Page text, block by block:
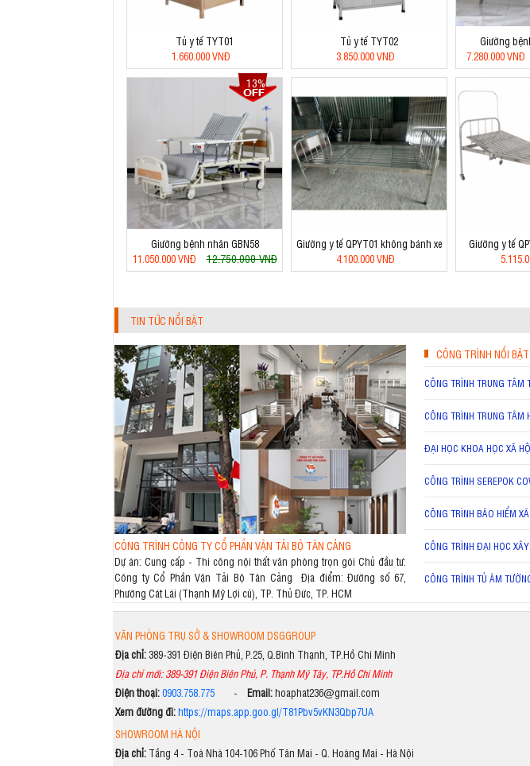
Tủ y tế TYT01
1.660.000 VNĐ
Tủ y tế TYT02
3.850.000 VNĐ
Giường
7.280.000 VNĐ
13%
Giường bệnh nhân GBN58
11.050.000 VNĐ
12.750.000 VNĐ
Giường y tế QPYT01 không bánh xe
4.100.000 VNĐ
Giường y tế
TIN TỨC NỔI BẬT
CÔNG TRÌNH CÔNG TY CỔ PHẦN VẬN TẢI BỘ TÂN CẢNG
Dự án: Cung cấp - Thi công nội thất văn phòng trọn gói Chủ đầu tư:
Công ty Cổ Phần Vận Tải Bộ Tân Cảng Địa điểm: Đường số 67,
Phường Cát Lái (Thạnh Mỹ Lợi cũ), TP. Thủ Đức, TP. HCM
CÔNG TRÌNH NỔI BẬT
CÔNG TRÌNH TRUNG TÂM
CÔNG TRÌNH TRUNG TÂM
ĐẠI HỌC KHOA HỌC XÃ
CÔNG TRÌNH SEREPOK
CÔNG TRÌNH BẢO HIỂM
CÔNG TRÌNH ĐẠI HỌC
CÔNG TRÌNH TỦ ÂM
VĂN PHÒNG TRỤ SỞ & SHOWROOM DSGGROUP
Địa chỉ: 389-391 Điện Biên Phủ, P.25, Q.Bình Thạnh, TP.Hồ Chí Minh
Địa chỉ mới: 389-391 Điện Biên Phủ, P. Thạnh Mỹ Tây, TP.Hồ Chí Minh
Điện thoại:0903.758.775 - Email:hoaphat236@gmail.com
Xem đường đi:https://maps.app.goo.gl/T81Pbv5vKN3Qbp7UA
SHOWROOM HÀ NỘI
Địa chỉ: Tầng 4 - Toà Nhà 104-106 Phố Tân Mai - Q. Hoàng Mai - Hà Nội